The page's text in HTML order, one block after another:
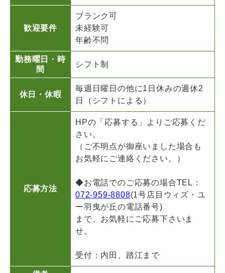
歓迎要件
ブランク可
未経験可
年齢不問
勤務曜日・時
間
シフト制
休日・休暇
毎週日曜日の他に1日休みの週休2
日（シフトによる）
応募方法
HPの「応募する」よりご応募くだ
さい。
（ご不明点が御座いました場合も
お気軽にご連絡ください。）
◆お電話でのご応募の場合TEL：
072-959-8808(1号店目ウィズ・ユ
ー羽曳が丘の電話番号)
まで、お気軽にご応募下さいま
せ。
受付：内田、踏江まで